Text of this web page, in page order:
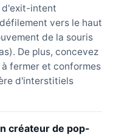
d'exit-intent
vers le haut
de la souris
De plus, concevez
fermer et conformes
d'interstitiels
créateur de pop-